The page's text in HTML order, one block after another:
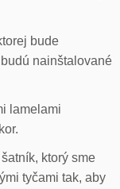
bude
nainštalované
lamelami
ktorý sme
tyčami tak, aby